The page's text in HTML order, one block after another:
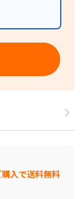
入で送料無料